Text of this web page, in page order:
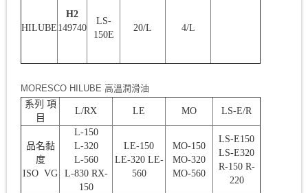
HILUBE
H2
149740
LS-
150E
20/L 4/L
MORESCO HILUBE 高溫潤滑油
系列 項
目
L/RX LE MO LS-E/R
品名黏
度
ISO VG
L-150
L-320
L-560
L-830 RX-
150
LE-150
LE-320 LE-
560
MO-150
MO-320
MO-560
LS-E150
LS-E320
R-150 R-
220